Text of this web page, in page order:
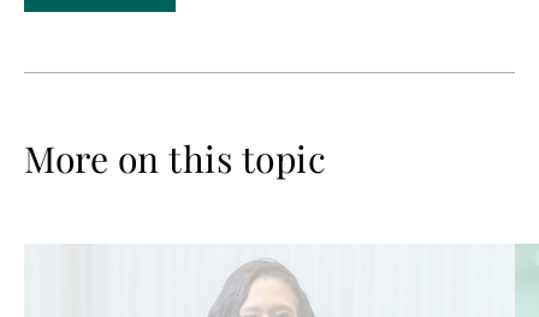
More on this topic